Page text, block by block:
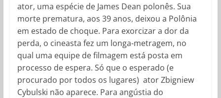
ator, uma espécie de James Dean polonês. Sua
morte prematura, aos 39 anos, deixou a Polônia
em estado de choque. Para exorcizar a dor da
perda, o cineasta fez um longa-metragem, no
qual uma equipe de filmagem está posta em
processo de espera. Só que o esperado (e
procurado por todos os lugares) ator Zbigniew
Cybulski não aparece. Para angústia do